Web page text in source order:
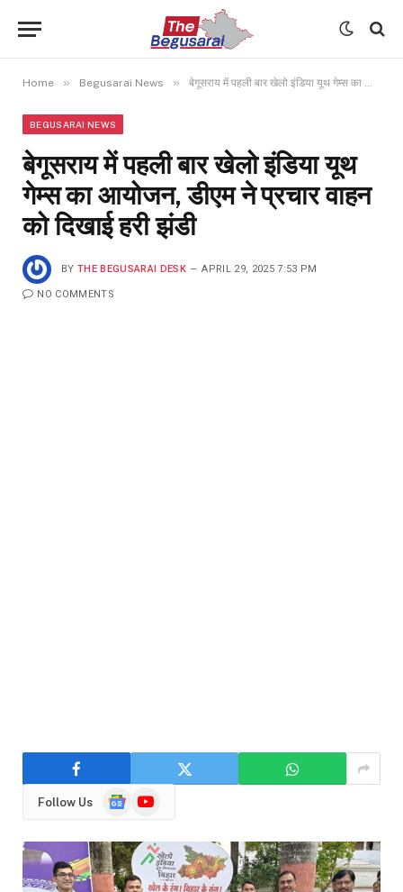
Home » Begusarai News » बेगूसराय में पहली बार खेलो इंडिया यूथ गेम्स का आयोजन, डीएम ने प्रचार वाहन को दिखाई हरी झंडी
BEGUSARAI NEWS
बेगूसराय में पहली बार खेलो इंडिया यूथ
गेम्स का आयोजन, डीएम ने प्रचार वाहन
को दिखाई हरी झंडी
BY THE BEGUSARAI DESK APRIL 29, 2025 7:53 PM
NO COMMENTS
Follow Us
GoogleYouTube